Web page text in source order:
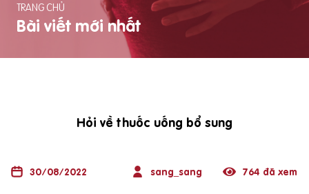
TRANG CHỦ
Bài viết mới nhất
Hỏi về thuốc uống bổ sung
30/08/2022 sang_sang 764 đã xem